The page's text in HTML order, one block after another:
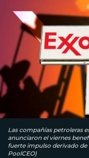
Las compañías petroleras
anunciaron el viernes
fuerte impulso derivado de
PoolCEO)